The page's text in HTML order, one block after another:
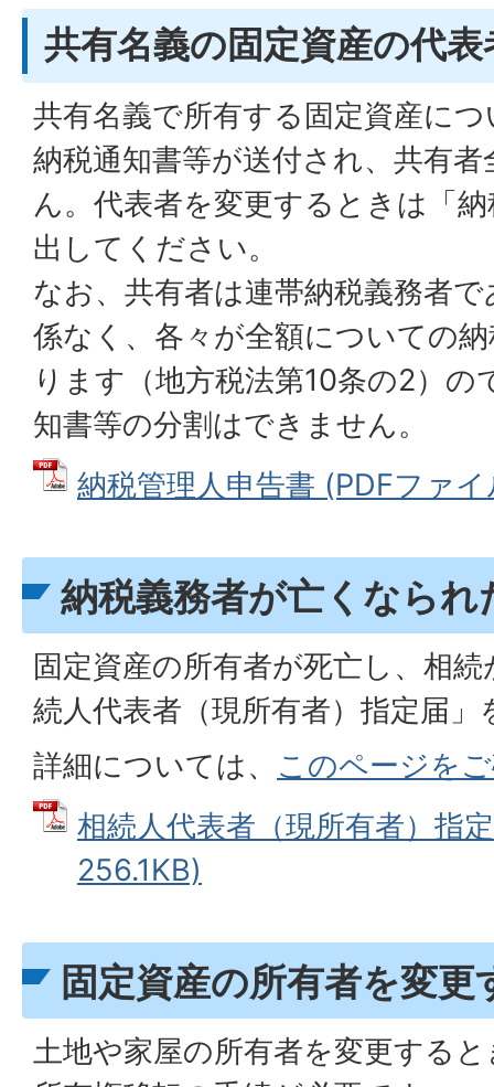
共有名義の固定資産の代
共有名義で所有する固定資産に
納税通知書等が送付され、共有
ん。代表者を変更するときは「
出してください。
なお、共有者は連帯納税義務者
係なく、各々が全額についての
ります（地方税法第10条の2）の
知書等の分割はできません。
納税管理人申告書 (PDFファ
納税義務者が亡くなられ
固定資産の所有者が死亡し、相
続人代表者（現所有者）指定届
詳細については、 このページを
相続人代表者（現所有者）指
256.1KB)
固定資産の所有者を変更
土地や家屋の所有者を変更する